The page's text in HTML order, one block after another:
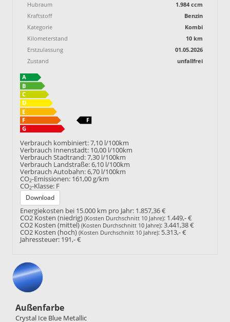
Hubraum
1.984 ccm
Kraftstoff
Benzin
Kategorie
Kombi
Kilometerstand
10 km
Erstzulassung
01.05.2026
Zustand
unfallfrei
Verbrauch kombiniert:7,10 l/100km
Verbrauch Innenstadt: 10,00 l/100km
Verbrauch Stadtrand:7,30 l/100km
Verbrauch Landstraße:6,10 l/100km
Verbrauch Autobahn:6,70 l/100km
CO2-Emissionen: 161,00 g/km
CO2-Klasse: F
Download
Energiekosten bei 15.000 km pro Jahr: 1.857,36 €
CO2 Kosten (niedrig) (Kosten Durchschnitt 10 Jahre): 1.449,- €
CO2 Kosten (mittel) (Kosten Durchschnitt 10 Jahre):3.441,38 €
CO2 Kosten (hoch) (Kosten Durchschnitt 10 Jahre): 5.313,- €
Jahressteuer: 191,- €
Außenfarbe
Crystal Ice Blue Metallic